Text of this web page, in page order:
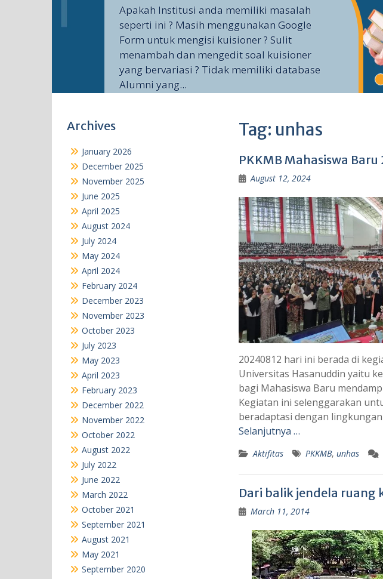
Apakah Institusi anda memiliki masalah
seperti ini ? Masih menggunakan Google
Form untuk mengisi kuisioner ? Sulit
menambah dan mengedit soal kuisioner
yang bervariasi ? Tidak memiliki database
Alumni yang...
Tag: unhas
PKKMB Mahasiswa
August 12, 2024
20240812 hari ini berada di
Universitas Hasanuddin yaitu
bagi Mahasiswa Baru
Kegiatan ini selenggarakan
beradaptasi dengan
Selanjutnya …
Aktifitas PKKMB, unhas
Dari balik jendela ruang
March 11, 2014
Archives
January 2026
December 2025
November 2025
June 2025
April 2025
August 2024
July 2024
May 2024
April 2024
February 2024
December 2023
November 2023
October 2023
July 2023
May 2023
April 2023
February 2023
December 2022
November 2022
October 2022
August 2022
July 2022
June 2022
March 2022
October 2021
September 2021
August 2021
May 2021
September 2020